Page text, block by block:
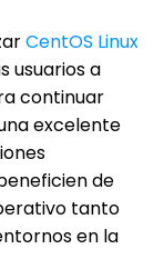
CentOS Linux
usuarios a
continuar
excelente
de
tanto
en la